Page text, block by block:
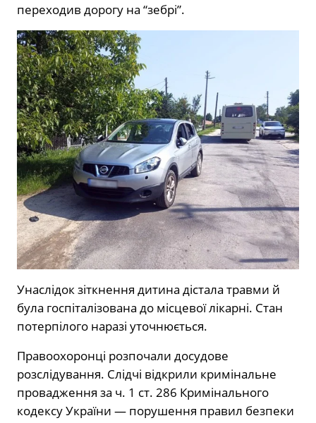
переходив дорогу на “зебрі”.
Унаслідок зіткнення дитина дістала травми й
була госпіталізована до місцевої лікарні. Стан
потерпілого наразі уточнюється.
Правоохоронці розпочали досудове
розслідування. Слідчі відкрили кримінальне
провадження за ч. 1 ст. 286 Кримінального
кодексу України — порушення правил безпеки